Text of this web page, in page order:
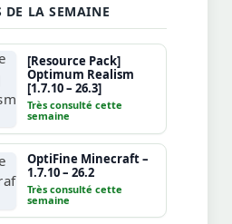
DE LA SEMAINE
[Resource Pack]
Optimum Realism
[1.7.10 – 26.3]
Très consulté cette
semaine
OptiFine Minecraft –
1.7.10 – 26.2
Très consulté cette
semaine